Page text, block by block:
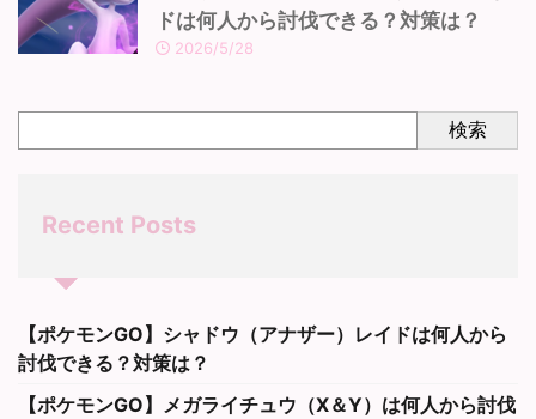
ドは何人から討伐できる？対策は？
2026/5/28
検索
Recent Posts
【ポケモンGO】シャドウ（アナザー）レイドは何人から
討伐できる？対策は？
【ポケモンGO】メガライチュウ（X＆Y）は何人から討伐